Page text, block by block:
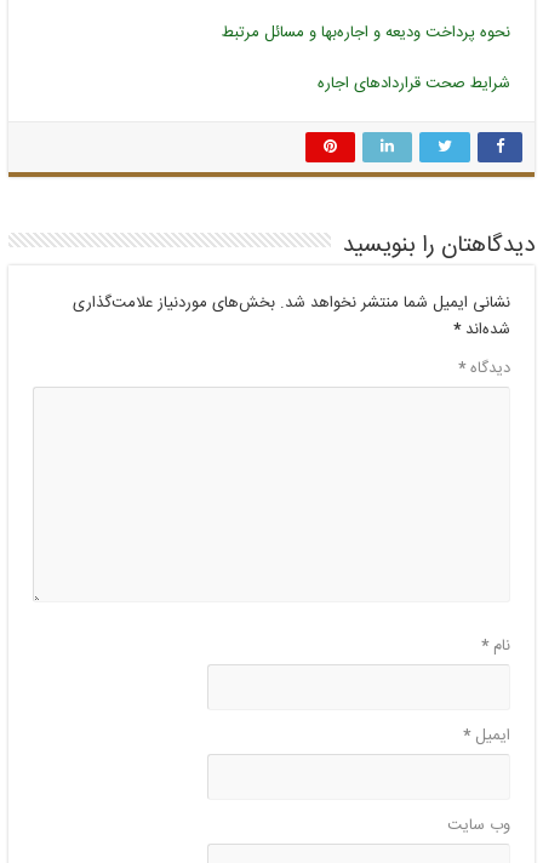
نحوه پرداخت ودیعه و اجاره‌بها و مسائل مرتبط
شرایط صحت قراردادهای اجاره
دیدگاهتان را بنویسید
نشانی ایمیل شما منتشر نخواهد شد. بخش‌های موردنیاز علامت‌گذاری
شده‌اند*
دیدگاه*
نام*
ایمیل*
وب‌ سایت